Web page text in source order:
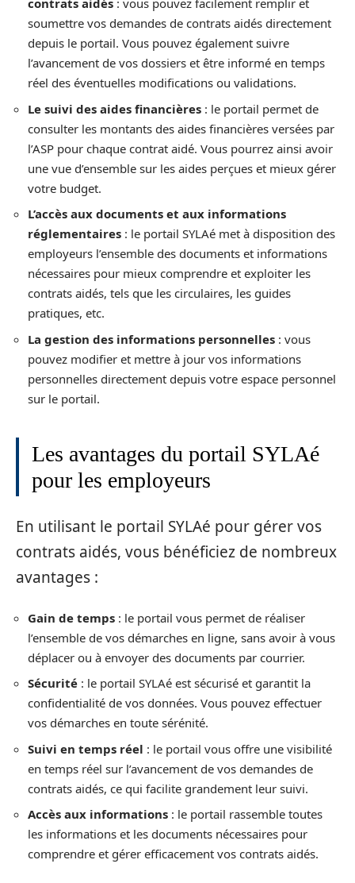
contrats aidés : vous pouvez facilement remplir et
soumettre vos demandes de contrats aidés directement
depuis le portail. Vous pouvez également suivre
l’avancement de vos dossiers et être informé en temps
réel des éventuelles modifications ou validations.
Le suivi des aides financières : le portail permet de
consulter les montants des aides financières versées par
l’ASP pour chaque contrat aidé. Vous pourrez ainsi avoir
une vue d’ensemble sur les aides perçues et mieux gérer
votre budget.
L’accès aux documents et aux informations
réglementaires : le portail SYLAé met à disposition des
employeurs l’ensemble des documents et informations
nécessaires pour mieux comprendre et exploiter les
contrats aidés, tels que les circulaires, les guides
pratiques, etc.
La gestion des informations personnelles : vous
pouvez modifier et mettre à jour vos informations
personnelles directement depuis votre espace personnel
sur le portail.
Les avantages du portail SYLAé
pour les employeurs
En utilisant le portail SYLAé pour gérer vos
contrats aidés, vous bénéficiez de nombreux
avantages :
Gain de temps : le portail vous permet de réaliser
l’ensemble de vos démarches en ligne, sans avoir à vous
déplacer ou à envoyer des documents par courrier.
Sécurité : le portail SYLAé est sécurisé et garantit la
confidentialité de vos données. Vous pouvez effectuer
vos démarches en toute sérénité.
Suivi en temps réel : le portail vous offre une visibilité
en temps réel sur l’avancement de vos demandes de
contrats aidés, ce qui facilite grandement leur suivi.
Accès aux informations : le portail rassemble toutes
les informations et les documents nécessaires pour
comprendre et gérer efficacement vos contrats aidés.